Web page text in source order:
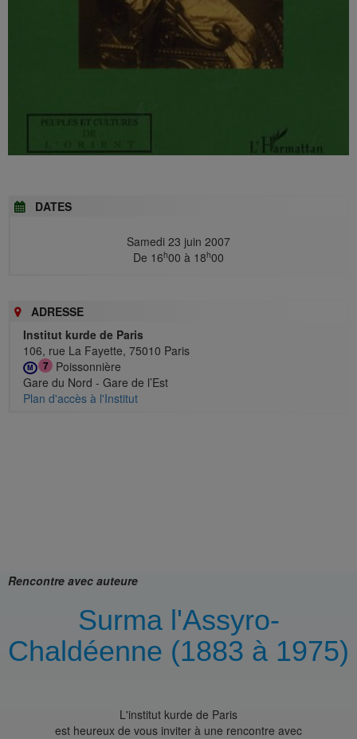
DATES
Samedi 23 juin 2007
De 16h00 à 18h00
ADRESSE
Institut kurde de Paris
106, rue La Fayette, 75010 Paris
M 7
Poissonnière
Gare du Nord - Gare de l’Est
Plan d'accès à l'Institut
Rencontre avec auteure
Surma l'Assyro-
Chaldéenne (1883 à 1975)
L'institut kurde de Paris
est heureux de vous inviter à une rencontre avec